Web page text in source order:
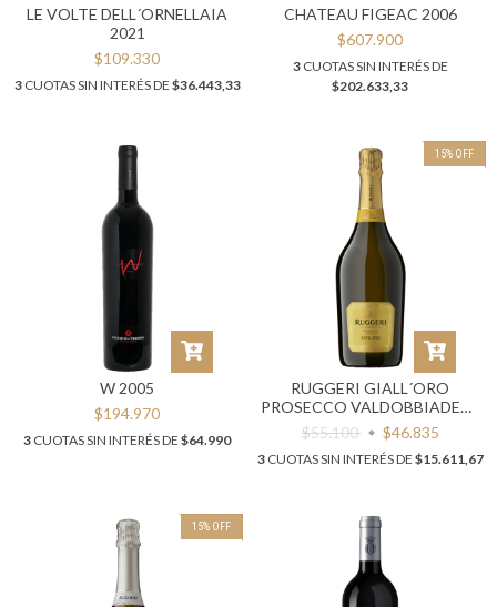
LE VOLTE DELL´ORNELLAIA
2021
$109.330
3CUOTAS SIN INTERÉS DE $36.443,33
CHATEAU FIGEAC 2006
$607.900
3CUOTAS SIN INTERÉS DE
$202.633,33
W 2005
$194.970
3 CUOTAS SIN INTERÉS DE $64.990
15% OFF
RUGGERI GIALL´ORO
PROSECCO VALDOBBIADENE
EXTRA DRY
$55.100 $46.835
3CUOTAS SIN INTERÉS DE $15.611,67
15% OFF